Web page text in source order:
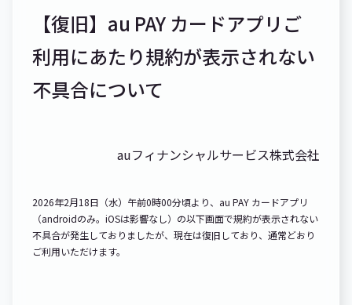
【復旧】au PAY カードアプリご
利用にあたり規約が表示されない
不具合について
auフィナンシャルサービス株式会社
2026年2月18日（水）午前0時00分頃より、au PAY カードアプリ
（androidのみ。iOSは影響なし）の以下画面で規約が表示されない
不具合が発生しておりましたが、現在は復旧しており、通常どおり
ご利用いただけます。